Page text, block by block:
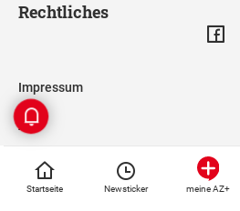
Startseite Newsticker meine AZ+
Rechtliches
Impressum
AGB
Datenschutz